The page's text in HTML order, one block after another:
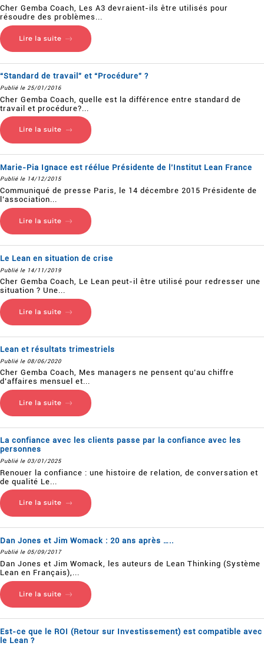
Cher Gemba Coach, Les A3 devraient-ils être utilisés pour
résoudre des problèmes...
Lire la suite
“Standard de travail” et “Procédure” ?
Publié le 25/01/2016
Cher Gemba Coach, quelle est la différence entre standard de
travail et procédure?...
Lire la suite
Marie-Pia Ignace est réélue Présidente de l’Institut Lean France
Publié le 14/12/2015
Communiqué de presse Paris, le 14 décembre 2015 Présidente de
l’association...
Lire la suite
Le Lean en situation de crise
Publié le 14/11/2019
Cher Gemba Coach, Le Lean peut-il être utilisé pour redresser une
situation ? Une...
Lire la suite
Lean et résultats trimestriels
Publié le 08/06/2020
Cher Gemba Coach, Mes managers ne pensent qu’au chiffre
d’affaires mensuel et...
Lire la suite
La confiance avec les clients passe par la confiance avec les
personnes
Publié le 03/01/2025
Renouer la confiance : une histoire de relation, de conversation et
de qualité Le...
Lire la suite
Dan Jones et Jim Womack : 20 ans après …..
Publié le 05/09/2017
Dan Jones et Jim Womack, les auteurs de Lean Thinking (Système
Lean en Français),...
Lire la suite
Est-ce que le ROI (Retour sur Investissement) est compatible avec
le Lean ?